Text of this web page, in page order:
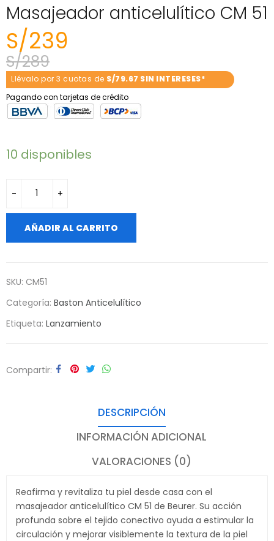
Masajeador anticelulítico CM 51
S/289
S/239
Llévalo por 3 cuotas de S/79.67 SIN INTERESES*
Pagando con tarjetas de crédito
10 disponibles
AÑADIR AL CARRITO
SKU: CM51
Categoría: Baston Anticelulítico
Etiqueta: Lanzamiento
Compartir
DESCRIPCIÓN
INFORMACIÓN ADICIONAL
VALORACIONES (0)
Reafirma y revitaliza tu piel desde casa con el
masajeador anticelulítico CM 51 de Beurer. Su acción
profunda sobre el tejido conectivo ayuda a estimular la
circulación y mejorar visiblemente la textura de la piel